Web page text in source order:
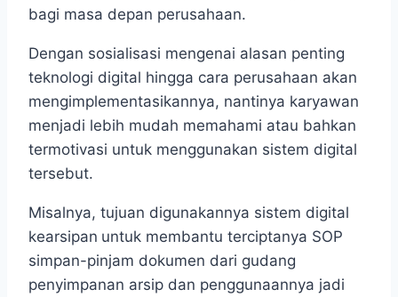
bagi masa depan perusahaan.
Dengan sosialisasi mengenai alasan penting
teknologi digital hingga cara perusahaan akan
mengimplementasikannya, nantinya karyawan
menjadi lebih mudah memahami atau bahkan
termotivasi untuk menggunakan sistem digital
tersebut.
Misalnya, tujuan digunakannya sistem digital
kearsipan untuk membantu terciptanya SOP
simpan-pinjam dokumen dari gudang
penyimpanan arsip dan penggunaannya jadi